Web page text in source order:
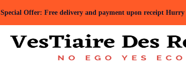
Special Offer: Free delivery and payment upon receipt